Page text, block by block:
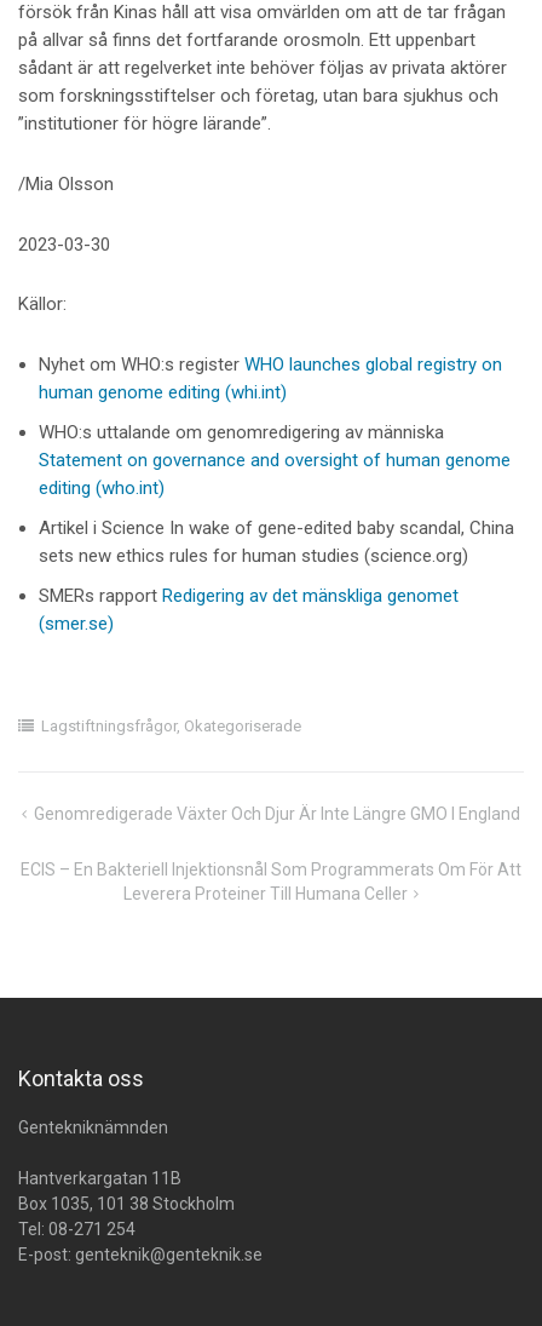
försök från Kinas håll att visa omvärlden om att de tar frågan
på allvar så finns det fortfarande orosmoln. Ett uppenbart
sådant är att regelverket inte behöver följas av privata aktörer
som forskningsstiftelser och företag, utan bara sjukhus och
”institutioner för högre lärande”.
/Mia Olsson
2023-03-30
Källor:
Nyhet om WHO:s register WHO launches global registry on
human genome editing (whi.int)
WHO:s uttalande om genomredigering av människa
Statement on governance and oversight of human genome
editing (who.int)
Artikel i Science In wake of gene-edited baby scandal, China
sets new ethics rules for human studies (science.org)
SMERs rapport Redigering av det mänskliga genomet
(smer.se)
Lagstiftningsfrågor, Okategoriserade
Inläggsnavigering
Genomredigerade Växter Och Djur Är Inte Längre GMO I England
ECIS – En Bakteriell Injektionsnål Som Programmerats Om För Att
Leverera Proteiner Till Humana Celler
Kontakta oss
Gentekniknämnden
Hantverkargatan 11B
Box 1035, 101 38 Stockholm
Tel: 08-271 254
E-post: genteknik@genteknik.se